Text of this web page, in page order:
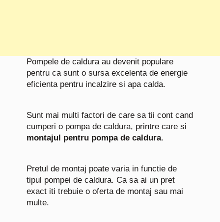
Pompele de caldura au devenit populare
pentru ca sunt o sursa excelenta de energie
eficienta pentru incalzire si apa calda.
Sunt mai multi factori de care sa tii cont cand
cumperi o pompa de caldura, printre care si
montajul pentru pompa de caldura.
Pretul de montaj poate varia in functie de
tipul pompei de caldura. Ca sa ai un pret
exact iti trebuie o oferta de montaj sau mai
multe.